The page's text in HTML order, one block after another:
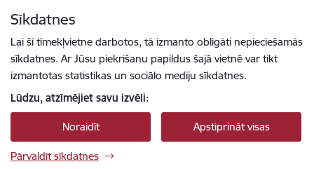
Sīkdatnes
Lai šī tīmekļvietne darbotos, tā izmanto obligāti nepieciešamās
sīkdatnes. Ar Jūsu piekrišanu papildus šajā vietnē var tikt
izmantotas statistikas un sociālo mediju sīkdatnes.
Lūdzu, atzīmējiet savu izvēli:
Noraidīt Apstiprināt visas
Pārvaldīt sīkdatnes